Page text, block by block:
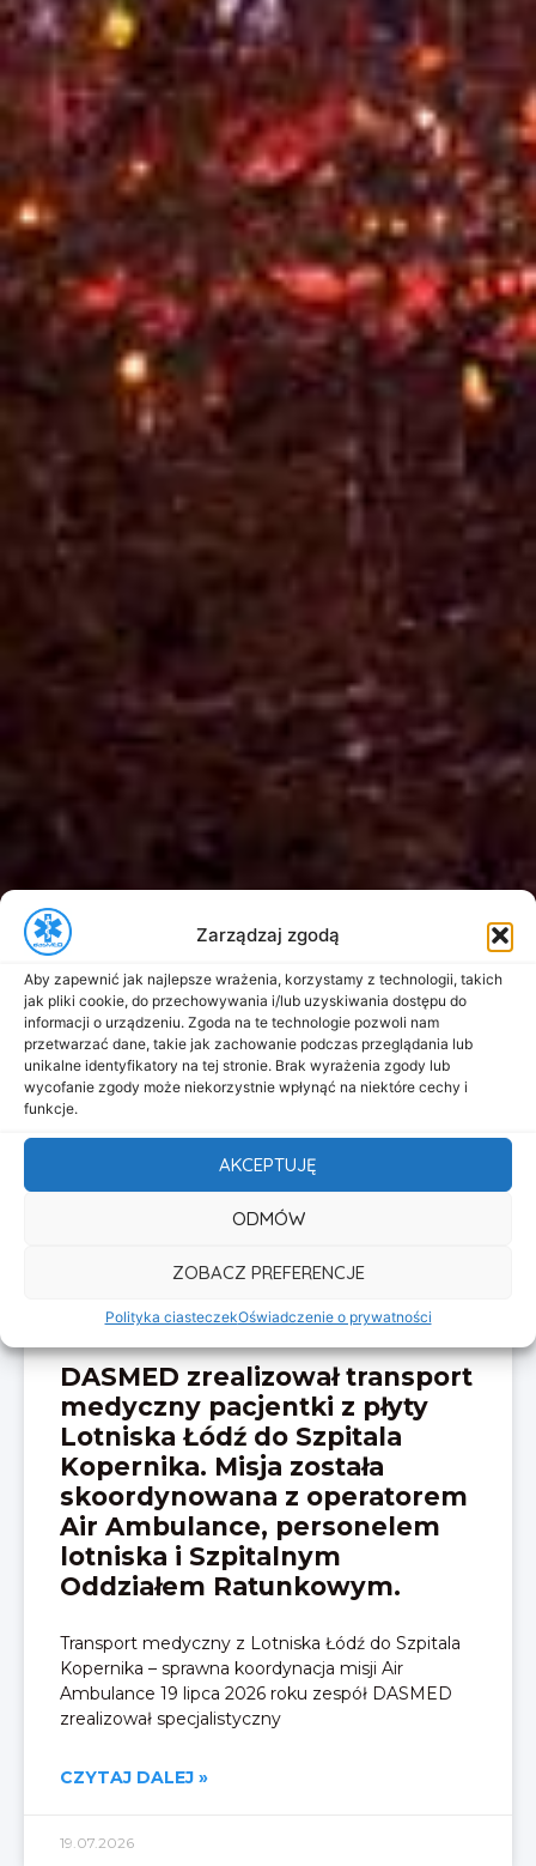
Zarządzaj zgodą
Aby zapewnić jak najlepsze wrażenia, korzystamy z technologii, takich
jak pliki cookie, do przechowywania i/lub uzyskiwania dostępu do
informacji o urządzeniu. Zgoda na te technologie pozwoli nam
przetwarzać dane, takie jak zachowanie podczas przeglądania lub
unikalne identyfikatory na tej stronie. Brak wyrażenia zgody lub
wycofanie zgody może niekorzystnie wpłynąć na niektóre cechy i
funkcje.
AKCEPTUJĘ
ODMÓW
ZOBACZ PREFERENCJE
Polityka ciasteczekOświadczenie o prywatności
DASMED zrealizował transport
medyczny pacjentki z płyty
Lotniska Łódź do Szpitala
Kopernika. Misja została
skoordynowana z operatorem
Air Ambulance, personelem
lotniska i Szpitalnym
Oddziałem Ratunkowym.
Transport medyczny z Lotniska Łódź do Szpitala
Kopernika – sprawna koordynacja misji Air
Ambulance 19 lipca 2026 roku zespół DASMED
zrealizował specjalistyczny
CZYTAJ DALEJ »
19.07.2026